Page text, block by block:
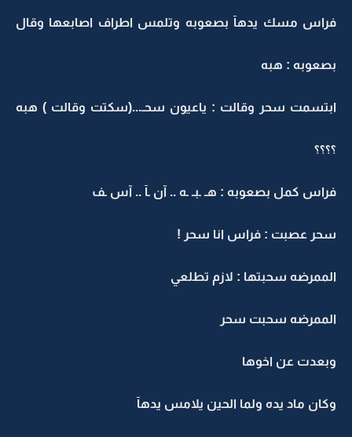
فراس مسك يدهآ بصعوبه وتلمس اطراف اصابعها وقال
بصعوبه : هبه
ابتسمت سحر وقالت : ياعيون سحـ...(سكتت وقالت ) هبه
؟؟؟؟
فراس كمل بصعوبه : هـ ـبـ ـه .. آن ـآ .. آس ـف
سحر عصبت : فراس انا سحر !
الممرضه سحبتها : لازم تطلعي
الممرضه سحبت سحر
وبعدت عن اخوها
وكان ماد يده ولما الحين يلامس يدهآ